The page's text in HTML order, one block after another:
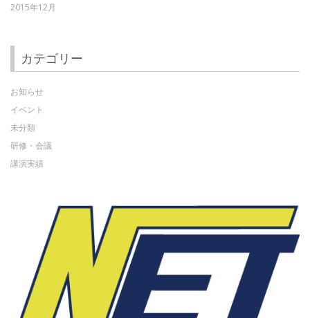
2015年12月
カテゴリー
お知らせ
イベント
未分類
研修・会議
講演実績